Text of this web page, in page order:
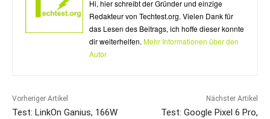
Hi, hier schreibt der Gründer und einzige
Redakteur von Techtest.org. Vielen Dank für
das Lesen des Beitrags, ich hoffe dieser konnte
dir weiterhelfen. Mehr Informationen über den
Autor
Vorheriger Artikel
Test: LinkOn Ganius, 166W
Nächster Artikel
Test: Google Pixel 6 Pro,